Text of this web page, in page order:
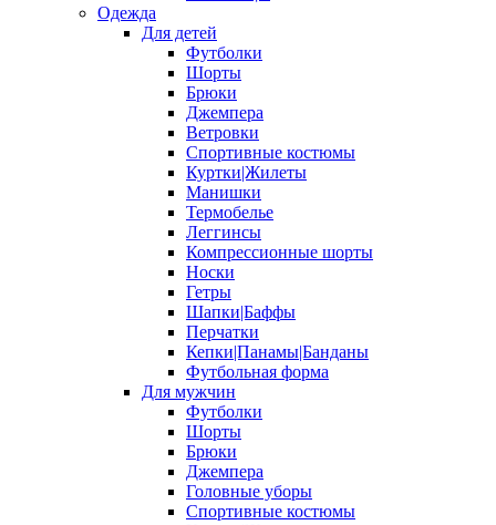
Одежда
Для детей
Футболки
Шорты
Брюки
Джемпера
Ветровки
Спортивные костюмы
Куртки|Жилеты
Манишки
Термобелье
Леггинсы
Компрессионные шорты
Носки
Гетры
Шапки|Баффы
Перчатки
Кепки|Панамы|Банданы
Футбольная форма
Для мужчин
Футболки
Шорты
Брюки
Джемпера
Головные уборы
Спортивные костюмы